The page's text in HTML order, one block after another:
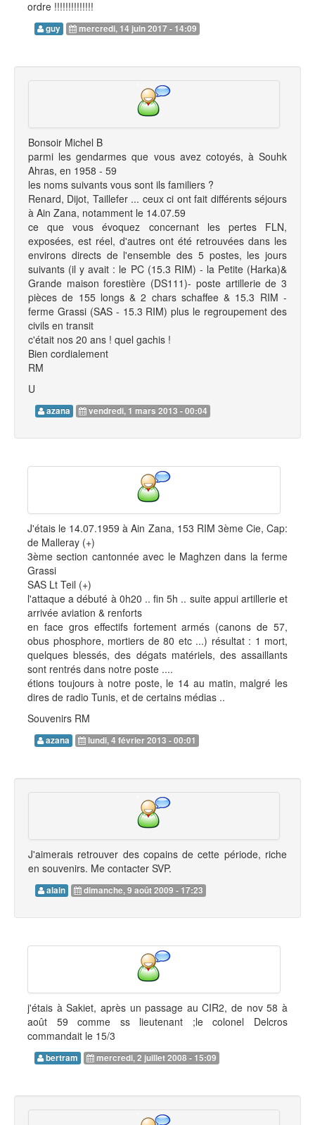
ordre !!!!!!!!!!!!!!
guy mercredi, 14 juin 2017 - 14:09
Bonsoir Michel B
parmi les gendarmes que vous avez cotoyés, à Souhk
Ahras, en 1958 - 59
les noms suivants vous sont ils familiers ?
Renard, Dijot, Taillefer ... ceux ci ont fait différents séjours
à Ain Zana, notamment le 14.07.59
ce que vous évoquez concernant les pertes FLN,
exposées, est réel, d'autres ont été retrouvées dans les
environs directs de l'ensemble des 5 postes, les jours
suivants (il y avait : le PC (15.3 RIM) - la Petite (Harka)&
Grande maison forestière (DS111)- poste artillerie de 3
pièces de 155 longs & 2 chars schaffee & 15.3 RIM -
ferme Grassi (SAS - 15.3 RIM) plus le regroupement des
civils en transit
c'était nos 20 ans ! quel gachis !
Bien cordialement
RM
U
azana vendredi, 1 mars 2013 - 00:04
J'étais le 14.07.1959 à Ain Zana, 153 RIM 3ème Cie, Cap:
de Malleray (+)
3ème section cantonnée avec le Maghzen dans la ferme
Grassi
SAS Lt Teil (+)
l'attaque a débuté à 0h20 .. fin 5h .. suite appui artillerie et
arrivée aviation & renforts
en face gros effectifs fortement armés (canons de 57,
obus phosphore, mortiers de 80 etc ...) résultat : 1 mort,
quelques blessés, des dégats matériels, des assaillants
sont rentrés dans notre poste ....
étions toujours à notre poste, le 14 au matin, malgré les
dires de radio Tunis, et de certains médias ..
Souvenirs RM
azana lundi, 4 février 2013 - 00:01
J'aimerais retrouver des copains de cette période, riche
en souvenirs. Me contacter SVP.
alain dimanche, 9 août 2009 - 17:23
j'étais à Sakiet, après un passage au CIR2, de nov 58 à
août 59 comme ss lieutenant ;le colonel Delcros
commandait le 15/3
bertram mercredi, 2 juillet 2008 - 15:09